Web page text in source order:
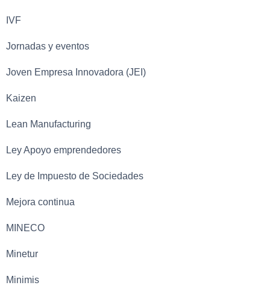
IVF
Jornadas y eventos
Joven Empresa Innovadora (JEI)
Kaizen
Lean Manufacturing
Ley Apoyo emprendedores
Ley de Impuesto de Sociedades
Mejora continua
MINECO
Minetur
Minimis